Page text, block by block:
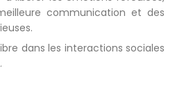
communication et des
dans les interactions sociales